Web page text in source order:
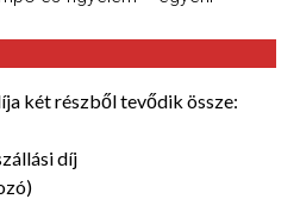
két részből tevődik össze:
díj